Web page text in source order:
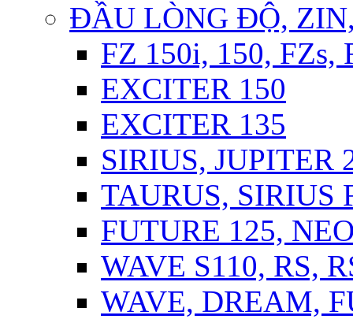
ĐẦU LÒNG ĐỘ,
FZ 150i, 150, FZs,
EXCITER 150
EXCITER 135
SIRIUS, JUPITER
TAURUS, SIRIUS
FUTURE 125,
WAVE S110, RS,
WAVE, DREAM,